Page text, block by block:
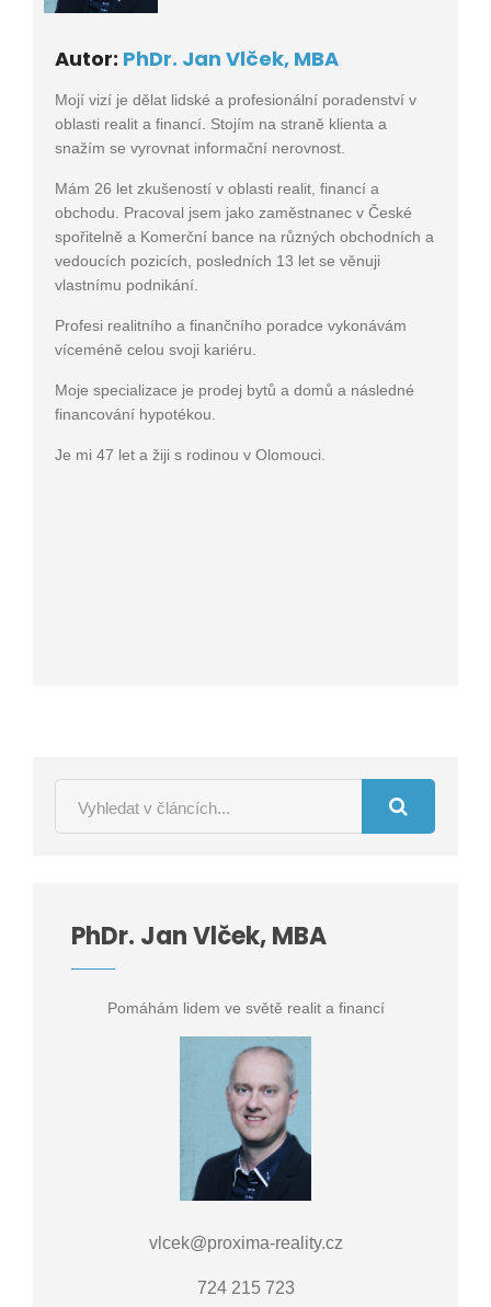
Autor: PhDr. Jan Vlček, MBA
Mojí vizí je dělat lidské a profesionální poradenství v
oblasti realit a financí. Stojím na straně klienta a
snažím se vyrovnat informační nerovnost.
Mám 26 let zkušeností v oblasti realit, financí a
obchodu. Pracoval jsem jako zaměstnanec v České
spořitelně a Komerční bance na různých obchodních a
vedoucích pozicích, posledních 13 let se věnuji
vlastnímu podnikání.
Profesi realitního a finančního poradce vykonávám
víceméně celou svoji kariéru.
Moje specializace je prodej bytů a domů a následné
financování hypotékou.
Je mi 47 let a žiji s rodinou v Olomouci.
PhDr. Jan Vlček, MBA
Pomáhám lidem ve světě realit a financí
vlcek@proxima-reality.cz
724 215 723